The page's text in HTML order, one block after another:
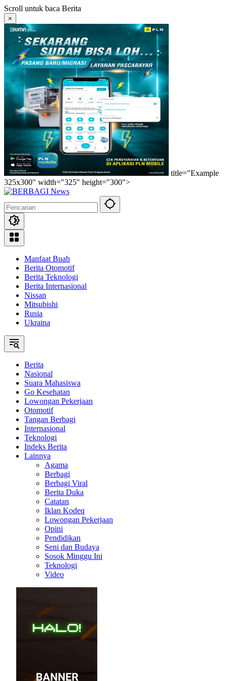
Langsung
ke
konten
Scroll untuk baca Berita
×
title="Example
325x300" width="325" height="300">
Manfaat Buah
Berita Otomotif
Berita Teknologi
Berita Internasional
Nissan
Mitsubishi
Rusia
Ukraina
Berita
Nasional
Suara Mahasiswa
Go Kesehatan
Lowongan Pekerjaan
Otomotif
Tangan Berbagi
Internasional
Teknologi
Indeks Berita
Lainnya
Agama
Berbagi
Berbagi Viral
Berita Duka
Catatan
Iklan Kodeq
Lowongan Pekerjaan
Opini
Pendidikan
Seni dan Budaya
Sosok Minggu Ini
Teknologi
Video